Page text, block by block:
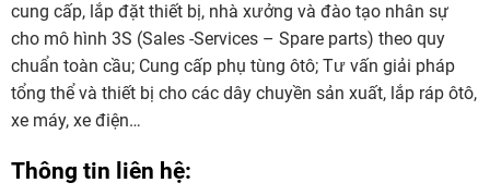
cung cấp, lắp đặt thiết bị, nhà xưởng và đào tạo nhân sự
cho mô hình 3S (Sales -Services – Spare parts) theo quy
chuẩn toàn cầu; Cung cấp phụ tùng ôtô; Tư vấn giải pháp
tổng thể và thiết bị cho các dây chuyền sản xuất, lắp ráp ôtô,
xe máy, xe điện…
Thông tin liên hệ: